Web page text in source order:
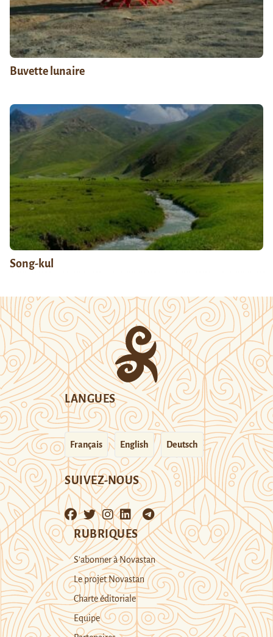
Buvette lunaire
Song-kul
LANGUES
Français English Deutsch
SUIVEZ-NOUS
RUBRIQUES
S’abonner à Novastan
Le projet Novastan
Charte éditoriale
Equipe